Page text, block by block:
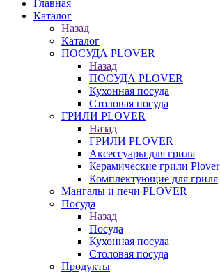
Главная
Каталог
Назад
Каталог
ПОСУДА PLOVER
Назад
ПОСУДА PLOVER
Кухонная посуда
Столовая посуда
ГРИЛИ PLOVER
Назад
ГРИЛИ PLOVER
Аксессуары для гриля
Керамические грили Plover
Комплектующие для гриля
Мангалы и печи PLOVER
Посуда
Назад
Посуда
Кухонная посуда
Столовая посуда
Продукты